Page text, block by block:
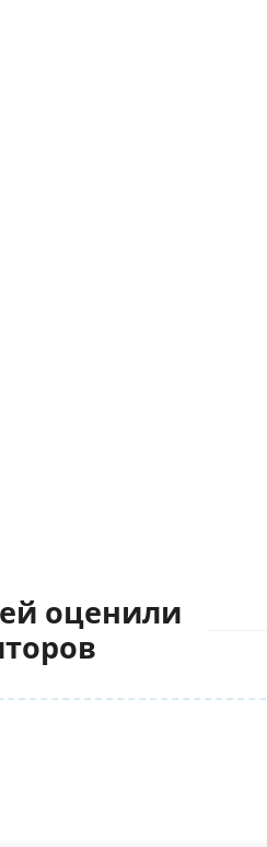
оценили